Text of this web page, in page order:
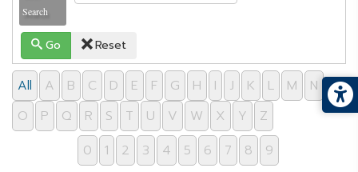
Search
Go Reset
All A B C D E F G H I J K L M
N
O
P Q R S T U V W X Y
Z
0
1 2 3 4 5 6 7 8 9